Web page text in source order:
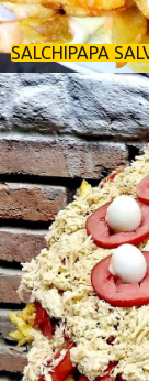
SALCHIPAPA